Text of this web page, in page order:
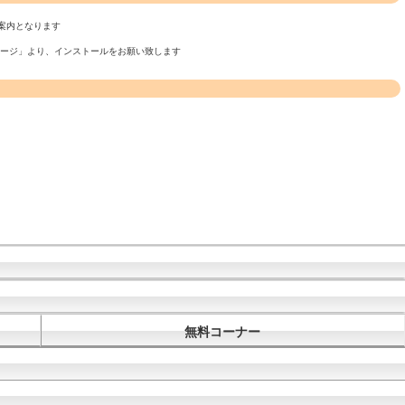
内となります
ジ」より、インストールをお願い致します
無料コーナー